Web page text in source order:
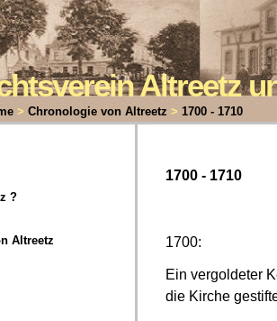
Altreetz
> Chronologie von Altreetz > 1700 - 1710
?
Altreetz
1700 - 1710
1700:
Ein vergoldeter
die Kirche